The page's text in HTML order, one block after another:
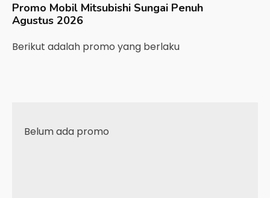
Promo Mobil Mitsubishi Sungai Penuh
Agustus 2026
Berikut adalah promo yang berlaku
Belum ada promo